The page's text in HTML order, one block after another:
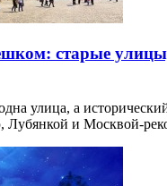
старые
улица, а
Лубянкой и Москвой-